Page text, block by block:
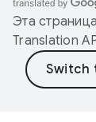
Эта
Translation